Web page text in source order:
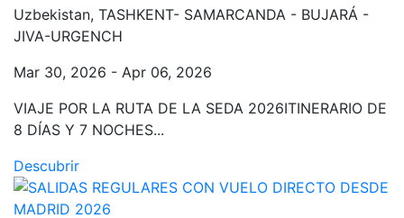
Uzbekistan, TASHKENT- SAMARCANDA - BUJARÁ -
JIVA-URGENCH
Mar 30, 2026 - Apr 06, 2026
VIAJE POR LA RUTA DE LA SEDA 2026ITINERARIO DE
8 DÍAS Y 7 NOCHES...
Descubrir